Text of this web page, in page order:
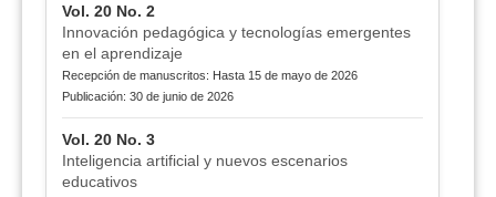
Vol. 20 No. 2
Innovación pedagógica y tecnologías emergentes
en el aprendizaje
Recepción de manuscritos: Hasta 15 de mayo de 2026
Publicación: 30 de junio de 2026
Vol. 20 No. 3
Inteligencia artificial y nuevos escenarios
educativos